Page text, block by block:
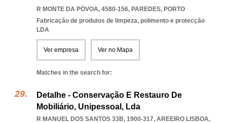
R MONTE DA PÓVOA, 4580-156, PAREDES, PORTO
Fabricação de produtos de limpeza, polimento e protecção
LDA
Ver empresa Ver no Mapa
Matches in the search for:
Detalhe - Conservação E Restauro De
Mobiliário, Unipessoal, Lda
R MANUEL DOS SANTOS 33B, 1900-317, AREEIRO LISBOA,